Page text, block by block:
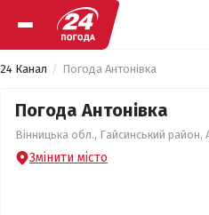
24 Канал Погода Антонівка
Погода Антонівка
Вінницька обл., Гайсинський район,
Змінити місто